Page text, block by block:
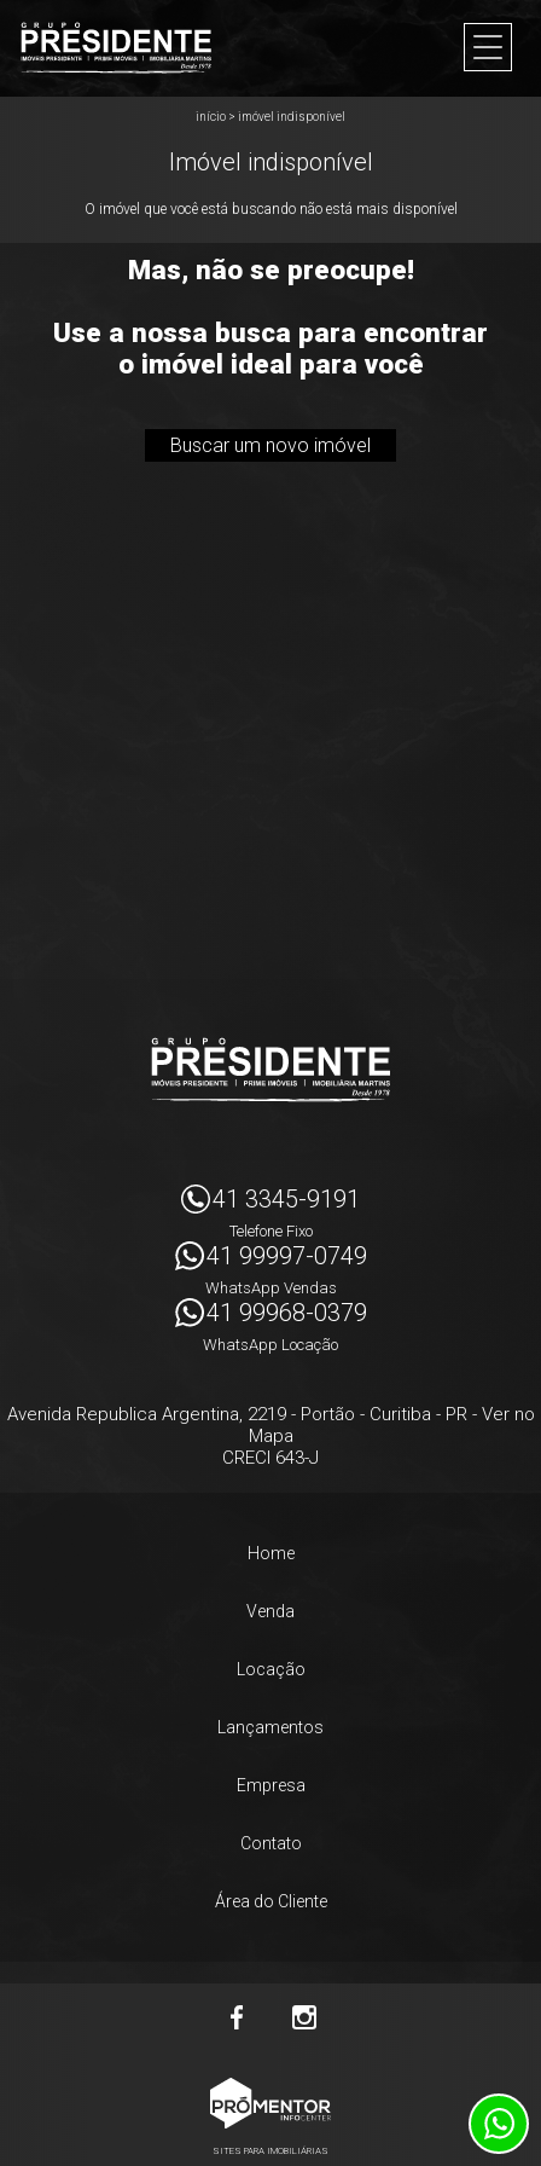
início > imóvel indisponível
Imóvel indisponível
O imóvel que você está buscando não está mais disponível
Mas, não se preocupe!
Use a nossa busca para encontrar
o imóvel ideal para você
Buscar um novo imóvel
41 3345-9191
Telefone Fixo
41 99997-0749
WhatsApp Vendas
41 99968-0379
WhatsApp Locação
Avenida Republica Argentina, 2219- Portão - Curitiba - PR- Ver no
Mapa
CRECI 643-J
Home
Venda
Locação
Lançamentos
Empresa
Contato
Área do Cliente
SITES PARA IMOBILIÁRIAS